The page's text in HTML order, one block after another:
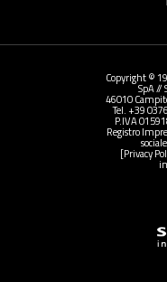
Copyright ©
SpA //
46010
Tel. +39
P.IVA
Registro
[Privacy